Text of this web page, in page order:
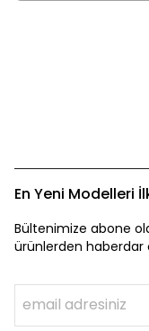
En Yeni Modelleri
Bültenimize abone
ürünlerden haberdar